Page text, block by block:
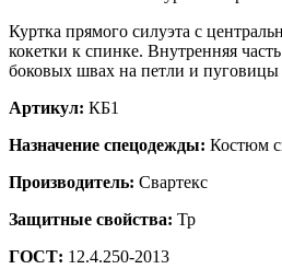
Куртка прямого силуэта с
кокетки к спинке. Внутренняя
боковых швах на петли и
Артикул: КБ1
Назначение спецодежды: Костюм
Производитель: Свартекс
Защитные свойства: Тр
ГОСТ: 12.4.250-2013